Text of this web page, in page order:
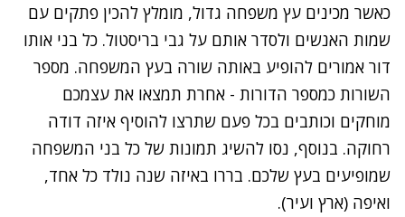
כאשר מכינים עץ משפחה גדול, מומלץ להכין פתקים עם
שמות האנשים ולסדר אותם על גבי בריסטול. כל בני אותו
דור אמורים להופיע באותה שורה בעץ המשפחה. מספר
השורות כמספר הדורות - אחרת תמצאו את עצמכם
מוחקים וכותבים בכל פעם שתרצו להוסיף איזה דודה
רחוקה. בנוסף, נסו להשיג תמונות של כל בני המשפחה
שמופיעים בעץ שלכם. בררו באיזה שנה נולד כל אחד,
ואיפה (ארץ ועיר).